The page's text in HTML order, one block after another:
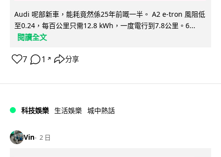
Audi 呢部新車，能耗竟然係25年前嘅一半。 A2 e-tron 風阻低
至0.24，每百公里只需12.8 kWh，一度電行到7.8公里。6...
閱讀全文
7 1 ↗ 分享
科技娛樂 生活娛樂 城中熱話
Vin 2 日